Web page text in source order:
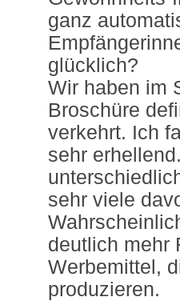
ganz
glücklich?
Wir haben im
Broschüre
verkehrt. Ich
sehr
sehr viele
deutlich mehr
Werbemittel,
produzieren.